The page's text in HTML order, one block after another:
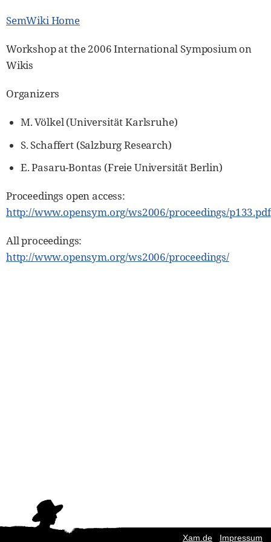
SemWiki Home
Workshop at the 2006 International Symposium on
Wikis
Organizers
M. Völkel (Universität Karlsruhe)
S. Schaffert (Salzburg Research)
E. Pasaru-Bontas (Freie Universität Berlin)
Proceedings open access:
http://www.opensym.org/ws2006/proceedings/p133.pdf
All proceedings:
http://www.opensym.org/ws2006/proceedings/
Xam.de Impressum